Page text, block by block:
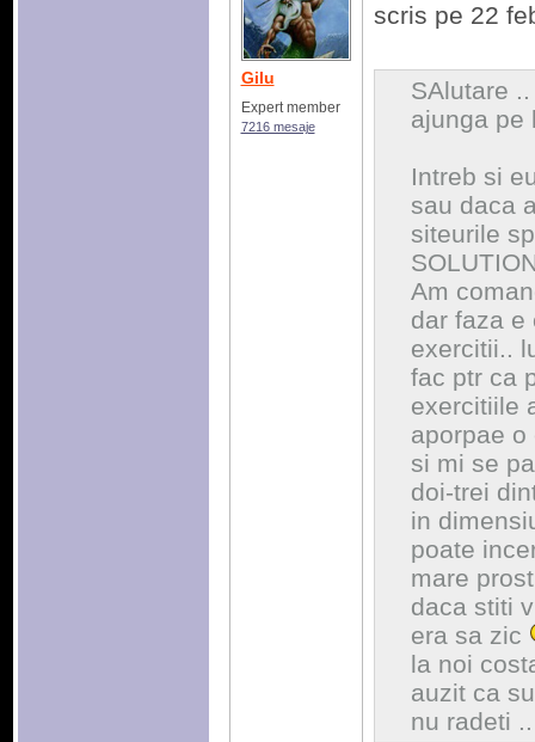
Gilu
Expert member
7216 mesaje
scris pe 22
SAlutare
ajunga pe
Intreb si
sau daca
siteurile
Am
dar faza e
exercitii..
fac ptr ca
exercitiile
aporpae
si mi se
doi-trei
in
poate
mare
daca stiti
era sa zic
la noi
auzit ca
nu radeti